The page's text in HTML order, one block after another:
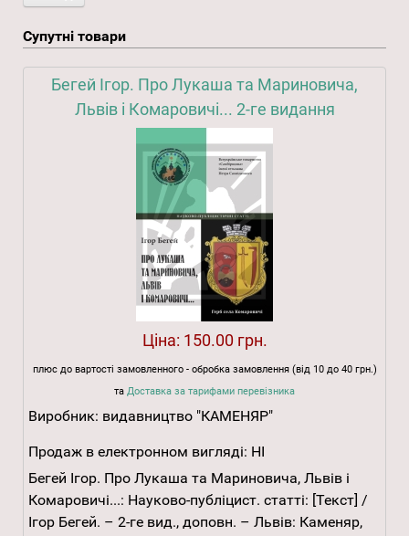
Супутні товари
Бегей Ігор. Про Лукаша та Мариновича,
Львів і Комаровичі... 2-ге видання
Ціна: 150.00 грн.
плюс до вартості замовленного - обробка замовлення (від 10 до 40 грн.)
та Доставка за тарифами перевізника
Виробник: видавництво "КАМЕНЯР"
Продаж в електронном вигляді: НІ
Бегей Ігор. Про Лукаша та Мариновича, Львів і
Комаровичі...: Науково-публіцист. статті: [Текст] /
Ігор Бегей. – 2-ге вид., доповн. – Львів: Каменяр,